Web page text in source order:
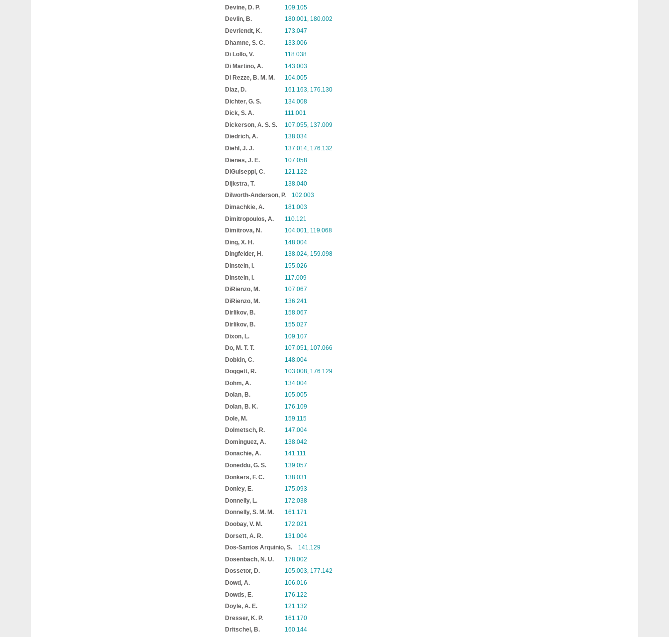
Devine, D. P.
109.105
Devlin, B.
180.001, 180.002
Devriendt, K.
173.047
Dhamne, S. C.
133.006
Di Lollo, V.
118.038
Di Martino, A.
143.003
Di Rezze, B. M. M.
104.005
Diaz, D.
161.163, 176.130
Dichter, G. S.
134.008
Dick, S. A.
111.001
Dickerson, A. S. S.
107.055, 137.009
Diedrich, A.
138.034
Diehl, J. J.
137.014, 176.132
Dienes, J. E.
107.058
DiGuiseppi, C.
121.122
Dijkstra, T.
138.040
Dilworth-Anderson, P.
102.003
Dimachkie, A.
181.003
Dimitropoulos, A.
110.121
Dimitrova, N.
104.001, 119.068
Ding, X. H.
148.004
Dingfelder, H.
138.024, 159.098
Dinstein, I.
155.026
Dinstein, I.
117.009
DiRienzo, M.
107.067
DiRienzo, M.
136.241
Dirlikov, B.
158.067
Dirlikov, B.
155.027
Dixon, L.
109.107
Do, M. T. T.
107.051, 107.066
Dobkin, C.
148.004
Doggett, R.
103.008, 176.129
Dohm, A.
134.004
Dolan, B.
105.005
Dolan, B. K.
176.109
Dole, M.
159.115
Dolmetsch, R.
147.004
Dominguez, A.
138.042
Donachie, A.
141.111
Doneddu, G. S.
139.057
Donkers, F. C.
138.031
Donley, E.
175.093
Donnelly, L.
172.038
Donnelly, S. M. M.
161.171
Doobay, V. M.
172.021
Dorsett, A. R.
131.004
Dos-Santos Arquinio, S.
141.129
Dosenbach, N. U.
178.002
Dossetor, D.
105.003, 177.142
Dowd, A.
106.016
Dowds, E.
176.122
Doyle, A. E.
121.132
Dresser, K. P.
161.170
Dritschel, B.
160.144